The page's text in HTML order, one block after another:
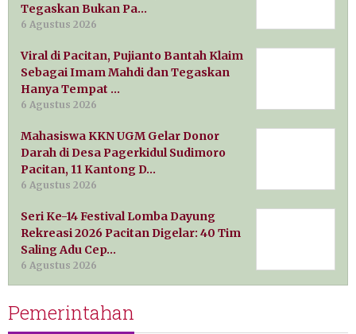
Tegaskan Bukan Pa…
6 Agustus 2026
Viral di Pacitan, Pujianto Bantah Klaim
Sebagai Imam Mahdi dan Tegaskan
Hanya Tempat …
6 Agustus 2026
Mahasiswa KKN UGM Gelar Donor
Darah di Desa Pagerkidul Sudimoro
Pacitan, 11 Kantong D…
6 Agustus 2026
Seri Ke-14 Festival Lomba Dayung
Rekreasi 2026 Pacitan Digelar: 40 Tim
Saling Adu Cep…
6 Agustus 2026
Pemerintahan